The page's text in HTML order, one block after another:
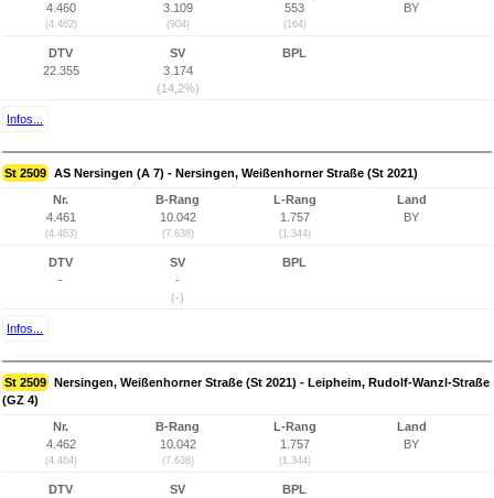
4.460
(4.462)
3.109
(904)
553
(164)
BY
DTV
22.355
SV
3.174
(14,2%)
BPL
Infos...
St 2509 AS Nersingen (A 7) - Nersingen, Weißenhorner Straße (St 2021)
Nr.
4.461
(4.463)
B-Rang
10.042
(7.638)
L-Rang
1.757
(1.344)
Land
BY
DTV
-
SV
-
(-)
BPL
Infos...
St 2509 Nersingen, Weißenhorner Straße (St 2021) - Leipheim, Rudolf-Wanzl-Straße
(GZ 4)
Nr.
4.462
(4.464)
B-Rang
10.042
(7.638)
L-Rang
1.757
(1.344)
Land
BY
DTV
SV
BPL